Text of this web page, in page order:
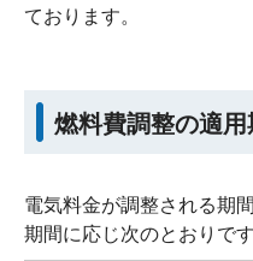
ております。
燃料費調整の適用
電気料金が調整される期
期間に応じ次のとおりです